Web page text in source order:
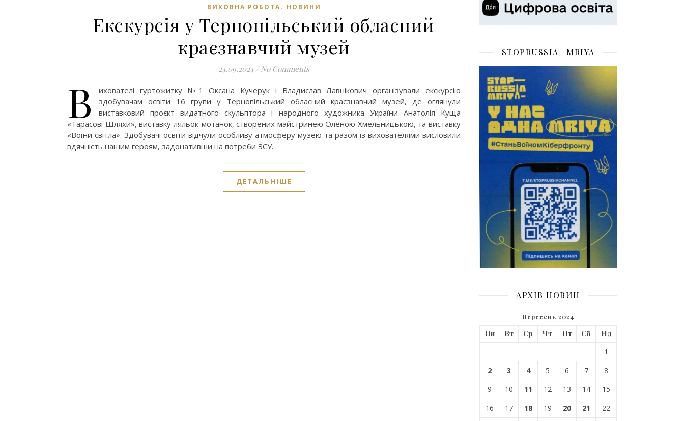
ВИХОВНА РОБОТА, НОВИНИ
Екскурсія у Тернопільський обласний
краєзнавчий музей
24.09.2024 / No Comments
В
ихователі гуртожитку №1 Оксана Кучерук і Владислав Лавнікович організували екскурсію
здобувачам освіти 16 групи у Тернопільський обласний краєзнавчий музей, де оглянули
виставковий проєкт видатного скульптора і народного художника України Анатолія Куща
«Тарасові Шляхи», виставку ляльок-мотанок, створених майстринею Оленою Хмельницькою, та виставку
«Воїни світла». Здобувачі освіти відчули особливу атмосферу музею та разом із вихователями висловили
вдячність нашим героям, задонативши на потреби ЗСУ.
ДЕТАЛЬНІШЕ
STOPRUSSIA | MRIYA
АРХІВ НОВИН
Вересень 2024
Пн Вт Ср Чт Пт Сб
Нд
1
2
3 4 5 6 7
8
9
10 11 12 13 14
15
16
17 18 19 20 21
22